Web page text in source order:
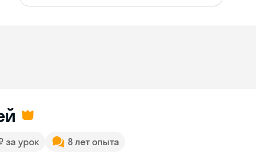
за урок 8 лет опыта